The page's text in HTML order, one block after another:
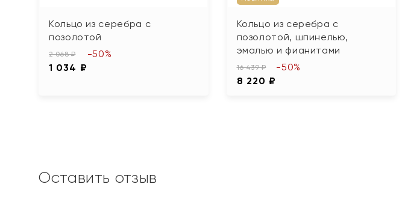
Кольцо из серебра с
позолотой
2 068 ₽
1 034 ₽
-50%
Кольцо из серебра с
позолотой, шпинелью,
эмалью и фианитами
16 439 ₽
8 220 ₽
-50%
Оставить отзыв